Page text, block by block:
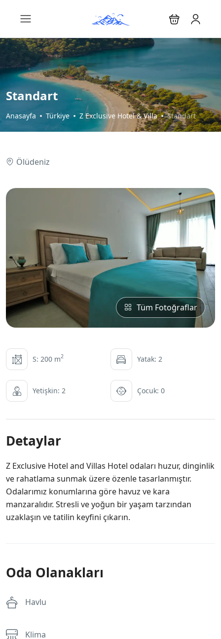
Standart
Anasayfa Türkiye Z Exclusive Hotel & Villa Standart
Ölüdeniz
Tüm Fotoğraflar
S: 200 m2 Yatak: 2
Yetişkin: 2 Çocuk: 0
Detaylar
Z Exclusive Hotel and Villas Hotel odaları huzur, dinginlik
ve rahatlama sunmak üzere özenle tasarlanmıştır.
Odalarımız konumlarına göre havuz ve kara
manzaralıdır. Stresli ve yoğun bir yaşam tarzından
uzaklaşın ve tatilin keyfini çıkarın.
Oda Olanakları
Havlu
Klima